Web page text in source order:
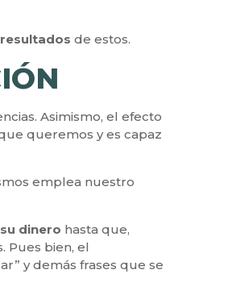
resultados de estos.
Asimismo, el efecto
queremos y es capaz
emplea nuestro
dinero hasta que,
Pues bien, el
y demás frases que se